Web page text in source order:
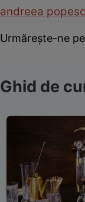
andreea
Urmărește-ne pe
Ghid de